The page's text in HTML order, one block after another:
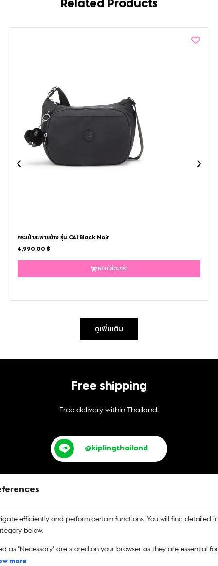
efficiently and perform certain functions. You will find detailed
below.
as "Necessary" are stored on your browser as they are essential
more
Related Products
กระเป๋าสะพายข้าง รุ่น CAI Black Noir
4,990.00 ฿
หยิบใส่ตะกร้า
ดูเพิ่มเติม
Free shipping
Free delivery within Thailand.
@kiplingthailand
บริการคืนสินค้า
100%